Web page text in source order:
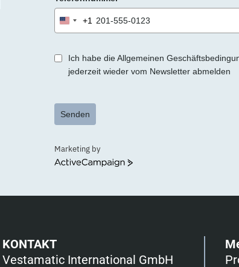
United
+1
Ich habe die Allgemeinen
jederzeit wieder vom Newsletter abmelden
Senden
Marketing by
ActiveCampaign
KONTAKT
Vestamatic International GmbH